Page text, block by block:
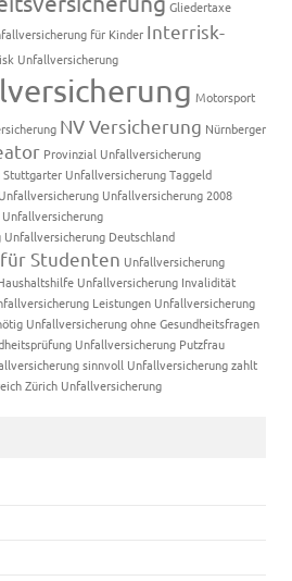
Gliedertaxe
für Kinder Interrisk-
Unfallversicherung
Motorsport
NV Versicherung Nürnberger
Provinzial Unfallversicherung
Stuttgarter UnfallversicherungTaggeld
Unfallversicherung 2008
Unfallversicherung
Unfallversicherung Deutschland
Studenten Unfallversicherung
Unfallversicherung Invalidität
Leistungen Unfallversicherung
Unfallversicherung ohne Gesundheitsfragen
Unfallversicherung Putzfrau
sinnvoll Unfallversicherung zahlt
Zürich Unfallversicherung